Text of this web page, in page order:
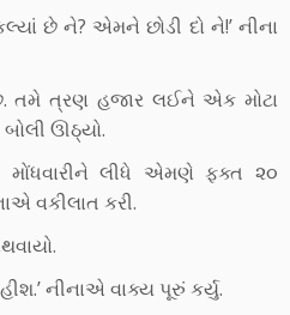
છે ને? એમને છોડી દો ને!’ નીના
તમે ત્રણ હજાર લઈને એક મોટા
બોલી ઊઠ્યો.
મોંધવારીને લીધે એમણે ફક્ત ૨૦
વકીલાત કરી.
નીનાએ વાક્ય પૂરું કર્યુ.